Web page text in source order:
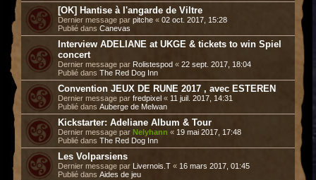
[OK] Hantise à l'angarde de Viltre
Dernier message par pitche « 02 oct. 2017, 15:28
Publié dans Canevas
Interview ADELIANE at UKGE & tickets to win Spiel
concert
Dernier message par Rolistespod « 22 sept. 2017, 18:04
Publié dans The Red Dog Inn
Convention JEUX DE RUNE 2017 , avec ESTEREN
Dernier message par fredpixel « 11 juil. 2017, 14:31
Publié dans Auberge de Melwan
Kickstarter: Adeliane Album & Tour
Dernier message par Nelyhann « 19 mai 2017, 17:48
Publié dans The Red Dog Inn
Les Volparsiens
Dernier message par Livernois.T « 16 mars 2017, 01:45
Publié dans Aides de jeu